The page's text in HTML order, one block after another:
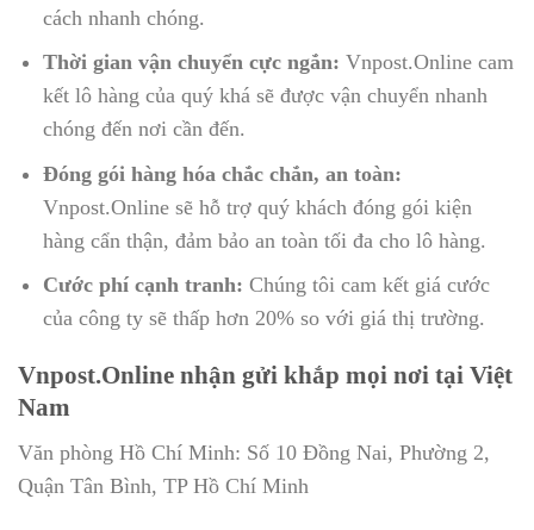
cách nhanh chóng.
Thời gian vận chuyển cực ngắn: Vnpost.Online cam
kết lô hàng của quý khá sẽ được vận chuyển nhanh
chóng đến nơi cần đến.
Đóng gói hàng hóa chắc chắn, an toàn:
Vnpost.Online sẽ hỗ trợ quý khách đóng gói kiện
hàng cẩn thận, đảm bảo an toàn tối đa cho lô hàng.
Cước phí cạnh tranh: Chúng tôi cam kết giá cước
của công ty sẽ thấp hơn 20% so với giá thị trường.
Vnpost.Online nhận gửi khắp mọi nơi tại Việt
Nam
Văn phòng Hồ Chí Minh: Số 10 Đồng Nai, Phường 2,
Quận Tân Bình, TP Hồ Chí Minh